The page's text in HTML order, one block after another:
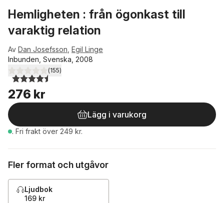
Hemligheten : från ögonkast till
varaktig relation
Av Dan Josefsson Egil Linge
Inbunden, Svenska, 2008
4,5utav 5 stjärnor. Totalt antal röster:
(155)
276 kr
Lägg i varukorg
. Fri frakt över 249 kr.
Fler format och utgåvor
Ljudbok
169 kr